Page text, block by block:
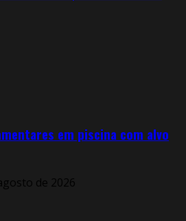
em piscina com alvo
de 2026